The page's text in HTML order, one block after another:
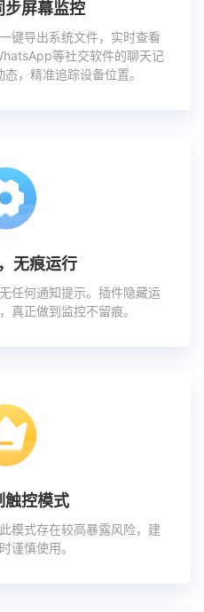
步屏幕监控
键导出系统文件，实时查看
等社交软件的聊天记
，精准追踪设备位置。
无痕运行
任何通知提示。插件隐藏运
真正做到监控不留痕。
触控模式
模式存在较高暴露风险，建
谨慎使用。